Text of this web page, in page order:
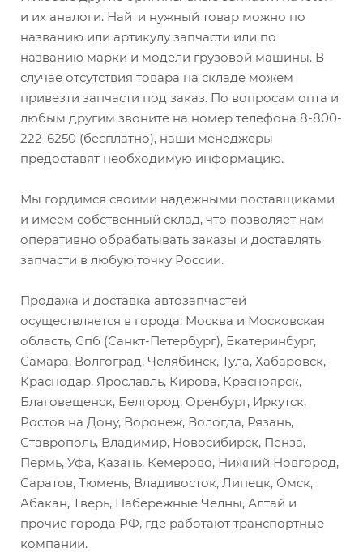
и их аналоги. Найти нужный товар можно по
названию или артикулу запчасти или по
названию марки и модели грузовой машины. В
случае отсутствия товара на складе можем
привезти запчасти под заказ. По вопросам опта и
любым другим звоните на номер телефона 8-800-
222-6250 (бесплатно), наши менеджеры
предоставят необходимую информацию.
Мы гордимся своими надежными поставщиками
и имеем собственный склад, что позволяет нам
оперативно обрабатывать заказы и доставлять
запчасти в любую точку России.
Продажа и доставка автозапчастей
осуществляется в города: Москва и Московская
область, Спб (Санкт-Петербург), Екатеринбург,
Самара, Волгоград, Челябинск, Тула, Хабаровск,
Краснодар, Ярославль, Кирова, Красноярск,
Благовещенск, Белгород, Оренбург, Иркутск,
Ростов на Дону, Воронеж, Вологда, Рязань,
Ставрополь, Владимир, Новосибирск, Пенза,
Пермь, Уфа, Казань, Кемерово, Нижний Новгород,
Саратов, Тюмень, Владивосток, Липецк, Омск,
Абакан, Тверь, Набережные Челны, Алтай и
прочие города РФ, где работают транспортные
компании.